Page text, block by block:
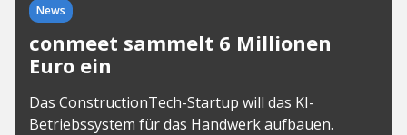
News
conmeet sammelt 6 Millionen
Euro ein
Das ConstructionTech-Startup will das KI-
Betriebssystem für das Handwerk aufbauen.